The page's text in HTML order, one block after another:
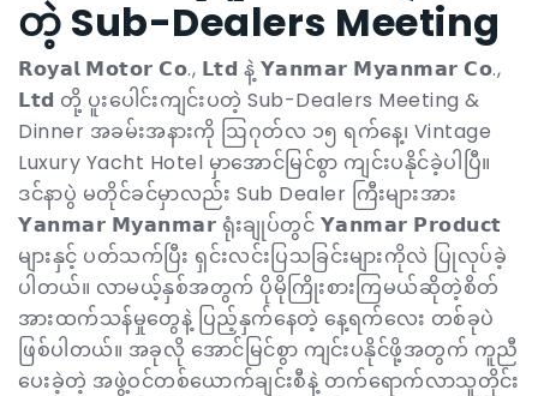
တဲ့ Sub-Dealers Meeting
𝗥𝗼𝘆𝗮𝗹 𝗠𝗼𝘁𝗼𝗿 𝗖𝗼., 𝗟𝘁𝗱 နဲ့ 𝗬𝗮𝗻𝗺𝗮𝗿 𝗠𝘆𝗮𝗻𝗺𝗮𝗿 𝗖𝗼.,
𝗟𝘁𝗱 တို့ ပူးပေါင်းကျင်းပတဲ့ Sub-Dealers Meeting &
Dinner အခမ်းအနားကို ဩဂုတ်လ ၁၅ ရက်နေ့၊ Vintage
Luxury Yacht Hotel မှာအောင်မြင်စွာ ကျင်းပနိုင်ခဲ့ပါပြီ။
ဒင်နာပွဲ မတိုင်ခင်မှာလည်း Sub Dealer ကြီးများအား
𝗬𝗮𝗻𝗺𝗮𝗿 𝗠𝘆𝗮𝗻𝗺𝗮𝗿 ရုံးချုပ်တွင် 𝗬𝗮𝗻𝗺𝗮𝗿 𝗣𝗿𝗼𝗱𝘂𝗰𝘁
များနှင့် ပတ်သက်ပြီး ရှင်းလင်းပြသခြင်းများကိုလဲ ပြုလုပ်ခဲ့
ပါတယ်။ လာမယ့်နှစ်အတွက် ပိုမိုကြိုးစားကြမယ်ဆိုတဲ့စိတ်
အားထက်သန်မှုတွေနဲ့ ပြည့်နှက်နေတဲ့ နေ့ရက်လေး တစ်ခုပဲ
ဖြစ်ပါတယ်။ အခုလို အောင်မြင်စွာ ကျင်းပနိုင်ဖို့အတွက် ကူညီ
ပေးခဲ့တဲ့ အဖွဲ့ဝင်တစ်ယောက်ချင်းစီနဲ့ တက်ရောက်လာသူတိုင်း